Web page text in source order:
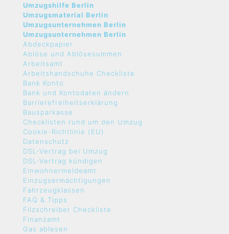
Umzugshilfe Berlin
Umzugsmaterial Berlin
Umzugsunternehmen Berlin
Umzugsunternehmen Berlin
Abdeckpapier
Ablöse und Ablösesummen
Arbeitsamt
Arbeitshandschuhe Checkliste
Bank Konto
Bank und Kontodaten ändern
Barrierefreiheitserklärung
Bausparkasse
Checklisten rund um den Umzug
Cookie-Richtlinie (EU)
Datenschutz
DSL-Vertrag bei Umzug
DSL-Vertrag kündigen
Einwohnermeldeamt
Einzugsermächtigungen
Fahrzeugklassen
FAQ & Tipps
Filzschreiber Checkliste
Finanzamt
Gas ablesen